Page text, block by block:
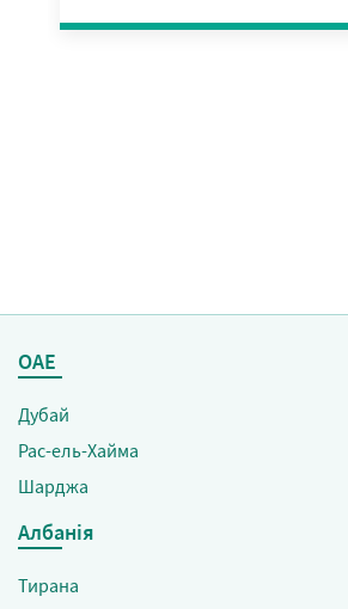
Чартерні рейси
ОАЕ
Дубай
Рас-ель-Хайма
Шарджа
Албанія
Тирана